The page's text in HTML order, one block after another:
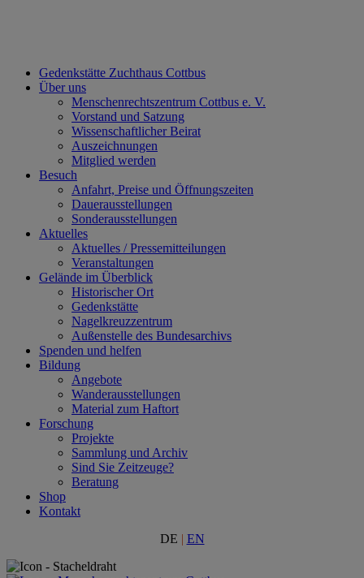
Gedenkstätte Zuchthaus Cottbus
Über uns
Menschenrechtszentrum Cottbus e. V.
Vorstand und Satzung
Wissenschaftlicher Beirat
Auszeichnungen
Mitglied werden
Besuch
Anfahrt, Preise und Öffnungszeiten
Dauerausstellungen
Sonderausstellungen
Aktuelles
Aktuelles / Pressemitteilungen
Veranstaltungen
Gelände im Überblick
Historischer Ort
Gedenkstätte
Nagelkreuzzentrum
Außenstelle des Bundesarchivs
Spenden und helfen
Bildung
Angebote
Wanderausstellungen
Material zum Haftort
Forschung
Projekte
Sammlung und Archiv
Sind Sie Zeitzeuge?
Beratung
Shop
Kontakt
DE | EN